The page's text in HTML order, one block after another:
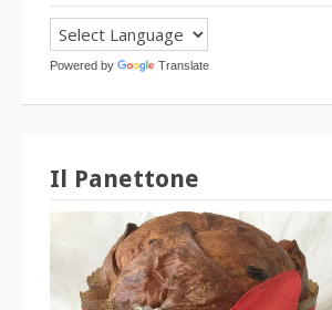
Powered by Translate
Il Panettone